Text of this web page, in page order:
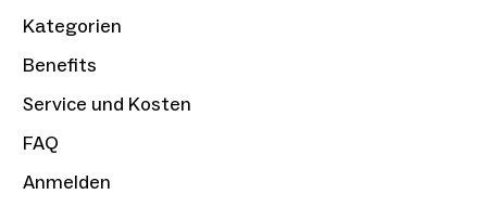
Kategorien
Benefits
Service und Kosten
FAQ
Anmelden